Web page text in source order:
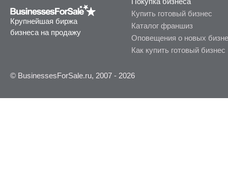
Крупнейшая биржа
бизнеса на продажу
Купить готовый бизнес
Каталог франшиз
Оповещения о новых
Как купить готовый бизнес
© BusinessesForSale.ru, 2007 - 2026